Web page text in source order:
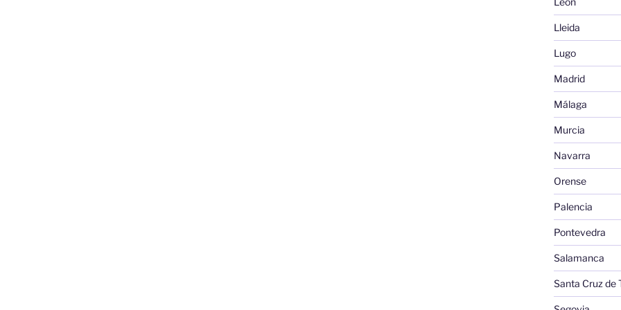
Lleida
Lugo
Madrid
Málaga
Murcia
Navarra
Orense
Palencia
Pontevedra
Salamanca
Santa Cruz de